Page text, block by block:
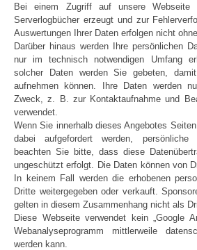
Bei einem Zugriff auf unsere Webseite
Serverlogbücher erzeugt und zur
Auswertungen Ihrer Daten erfolgen nicht
Darüber hinaus werden Ihre persönlichen
nur im technisch notwendigen Umfang
solcher Daten werden Sie gebeten,
aufnehmen können. Ihre Daten werden
Zweck, z. B. zur Kontaktaufnahme und
verwendet.
Wenn Sie innerhalb dieses Angebotes
dabei aufgefordert werden,
beachten Sie bitte, dass diese
ungeschützt erfolgt. Die Daten können von
In keinem Fall werden die erhobenen
Dritte weitergegeben oder verkauft.
gelten in diesem Zusammenhang nicht als
Diese Webseite verwendet kein „Google
Webanalyseprogramm mittlerweile
werden kann.